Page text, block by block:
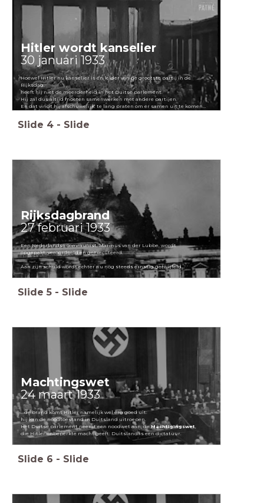
Hitler wordt kanselier
30 januari 1933
Hoewel Hitler nu kanselier is én leider van de grootste partij in de
Rijksdag,
heeft hij niet de meerderheid in het Duitse parlement.
Hij zal dus altijd moeten samenwerken met andere partijen.
En dat vindt hij afschuwelijk: te lang praten om er samen uit te komen...
Slide 4 - Slide
Rijksdagbrand
27 februari 1933
Een Nederlandse communist, Marinus van der Lubbe, wordt
opgepakt, veroordeeld en geëxecuteerd.
Aan zijn schuld wordt echter nu nog steeds ernstig getwijfeld...
Slide 5 - Slide
Machtingswet
24 maart 1933
...de brand komt Hitler namelijk wel érg goed uit:
hij kan de noodtoestand in Duitsland uitroepen.
Het Duitse parlement neemt een noodwet aan, deMachtigingswet,
die Hitler onbeperkte macht geeft: Duitsland is een dictatuur.
Slide 6 - Slide